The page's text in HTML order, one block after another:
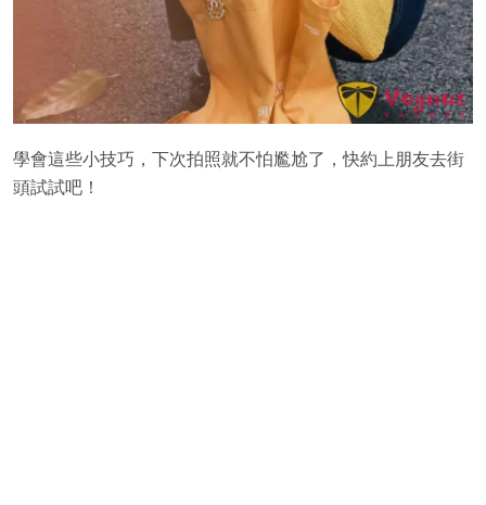
學會這些小技巧，下次拍照就不怕尷尬了，快約上朋友去街
頭試試吧！